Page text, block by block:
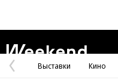
Предыдущая
Выставки Кино